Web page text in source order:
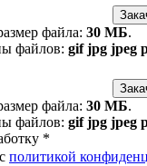
файла: 30 МБ.
файлов: gif jpg jpeg
файла: 30 МБ.
файлов: gif jpg jpeg
*
политикой